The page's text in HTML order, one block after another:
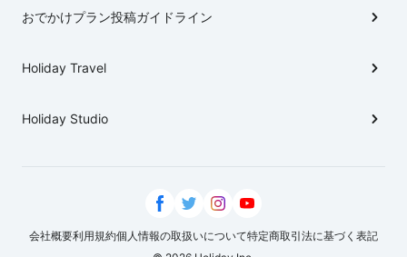
おでかけプラン投稿ガイドライン
Holiday Travel
Holiday Studio
会社概要利用規約個人情報の取扱いについて特定商取引法に基づく表記